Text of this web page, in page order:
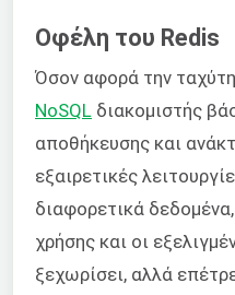
Οφέλη του Redis
Όσον αφορά την
NoSQL διακομιστής
αποθήκευσης και
εξαιρετικές
διαφορετικά
χρήσης και οι
ξεχωρίσει, αλλά